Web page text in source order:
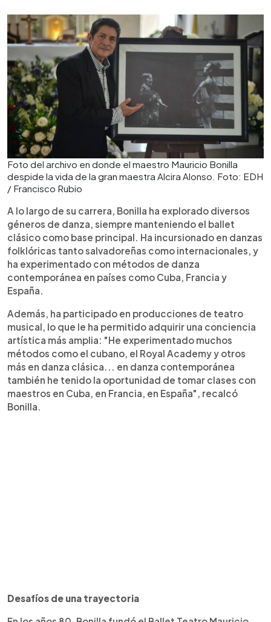
Foto del archivo en donde el maestro Mauricio Bonilla
despide la vida de la gran maestra Alcira Alonso. Foto: EDH
/ Francisco Rubio
A lo largo de su carrera, Bonilla ha explorado diversos
géneros de danza, siempre manteniendo el ballet
clásico como base principal. Ha incursionado en danzas
folklóricas tanto salvadoreñas como internacionales, y
ha experimentado con métodos de danza
contemporánea en países como Cuba, Francia y
España.
Además, ha participado en producciones de teatro
musical, lo que le ha permitido adquirir una conciencia
artística más amplia: "He experimentado muchos
métodos como el cubano, el Royal Academy y otros
más en danza clásica... en danza contemporánea
también he tenido la oportunidad de tomar clases con
maestros en Cuba, en Francia, en España", recalcó
Bonilla.
Desafíos de una trayectoria